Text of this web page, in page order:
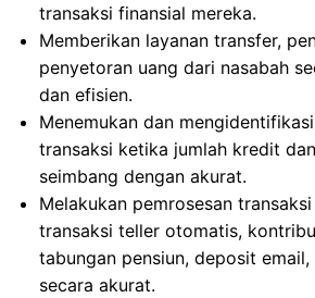
transaksi finansial mereka.
Memberikan layanan transfer,
penyetoran uang dari nasabah
dan efisien.
Menemukan dan
transaksi ketika jumlah kredit
seimbang dengan akurat.
Melakukan pemrosesan
transaksi teller otomatis,
tabungan pensiun, deposit
secara akurat.